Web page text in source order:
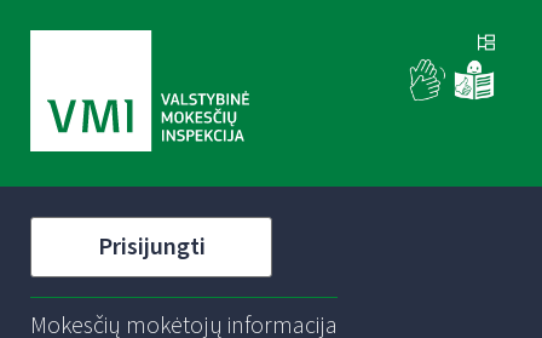
Prisijungti
Mokesčių mokėtojų informacija